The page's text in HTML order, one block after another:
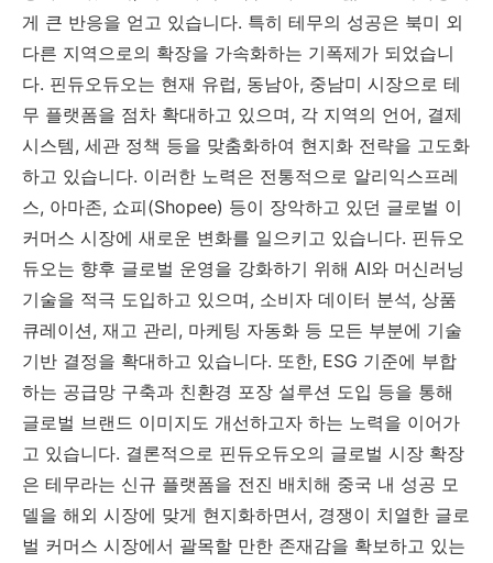
게 큰 반응을 얻고 있습니다. 특히 테무의 성공은 북미 외
다른 지역으로의 확장을 가속화하는 기폭제가 되었습니
다. 핀듀오듀오는 현재 유럽, 동남아, 중남미 시장으로 테
무 플랫폼을 점차 확대하고 있으며, 각 지역의 언어, 결제
시스템, 세관 정책 등을 맞춤화하여 현지화 전략을 고도화
하고 있습니다. 이러한 노력은 전통적으로 알리익스프레
스, 아마존, 쇼피(Shopee) 등이 장악하고 있던 글로벌 이
커머스 시장에 새로운 변화를 일으키고 있습니다. 핀듀오
듀오는 향후 글로벌 운영을 강화하기 위해 AI와 머신러닝
기술을 적극 도입하고 있으며, 소비자 데이터 분석, 상품
큐레이션, 재고 관리, 마케팅 자동화 등 모든 부분에 기술
기반 결정을 확대하고 있습니다. 또한, ESG 기준에 부합
하는 공급망 구축과 친환경 포장 설루션 도입 등을 통해
글로벌 브랜드 이미지도 개선하고자 하는 노력을 이어가
고 있습니다. 결론적으로 핀듀오듀오의 글로벌 시장 확장
은 테무라는 신규 플랫폼을 전진 배치해 중국 내 성공 모
델을 해외 시장에 맞게 현지화하면서, 경쟁이 치열한 글로
벌 커머스 시장에서 괄목할 만한 존재감을 확보하고 있는